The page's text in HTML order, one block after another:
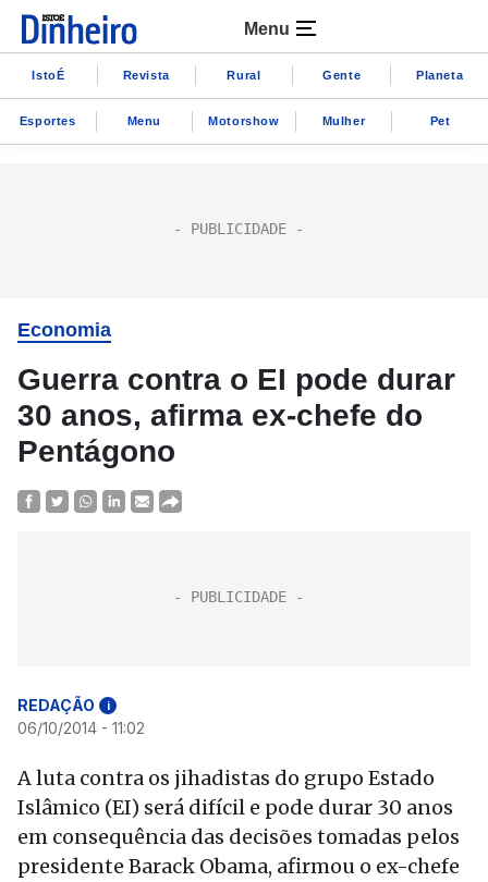
Menu
IstoÉ Revista Rural Gente Planeta
Esportes Menu Motorshow Mulher Pet
Economia
Guerra contra o EI pode durar
30 anos, afirma ex-chefe do
Pentágono
REDAÇÃO i
06/10/2014 - 11:02
A luta contra os jihadistas do grupo Estado
Islâmico (EI) será difícil e pode durar 30 anos
em consequência das decisões tomadas pelos
presidente Barack Obama, afirmou o ex-chefe